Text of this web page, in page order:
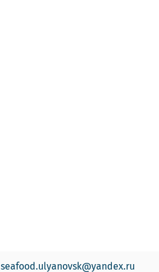
seafood.ulyanovsk@yandex.ru